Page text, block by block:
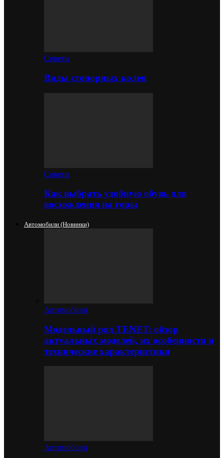
Советы
Виды стопорных колец
Советы
Как выбрать удобную обувь для
восхождения на горы
Автомобили (новинки)
Автомобили
Модельный ряд TENET: обзор
актуальных моделей, их особенности и
технические характеристики
Автомобили